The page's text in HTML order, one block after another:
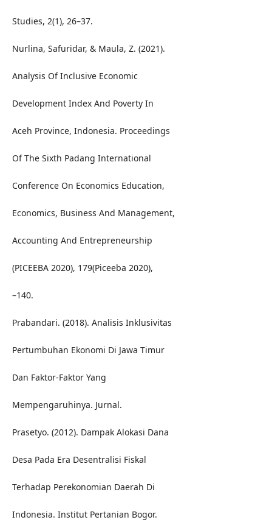
Studies, 2(1), 26–37.
Nurlina, Safuridar, & Maula, Z. (2021).
Analysis Of Inclusive Economic
Development Index And Poverty In
Aceh Province, Indonesia. Proceedings
Of The Sixth Padang International
Conference On Economics Education,
Economics, Business And Management,
Accounting And Entrepreneurship
(PICEEBA 2020), 179(Piceeba 2020),
–140.
Prabandari. (2018). Analisis Inklusivitas
Pertumbuhan Ekonomi Di Jawa Timur
Dan Faktor-Faktor Yang
Mempengaruhinya. Jurnal.
Prasetyo. (2012). Dampak Alokasi Dana
Desa Pada Era Desentralisi Fiskal
Terhadap Perekonomian Daerah Di
Indonesia. Institut Pertanian Bogor.